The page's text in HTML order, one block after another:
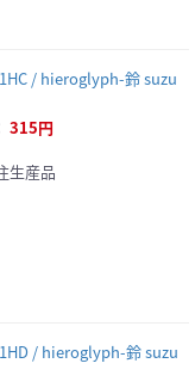
/ hieroglyph-鈴 suzu
315円
生産品
/ hieroglyph-鈴 suzu